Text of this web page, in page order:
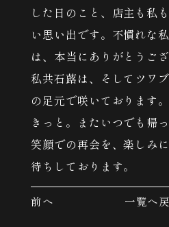
した日のこと、店主も私
い思い出です。不慣れな
は、本当にありがとうござ
私共石蕗は、そしてツワ
の足元で咲いております
きっと。またいつでも帰
笑顔での再会を、楽しみ
待ちしております。
前へ 一覧へ